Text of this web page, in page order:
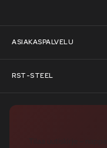
ASIAKASPALVELU
Asiakaspalvelu
Pyydä tarjous
RST-STEEL
RST-Steelin tarina